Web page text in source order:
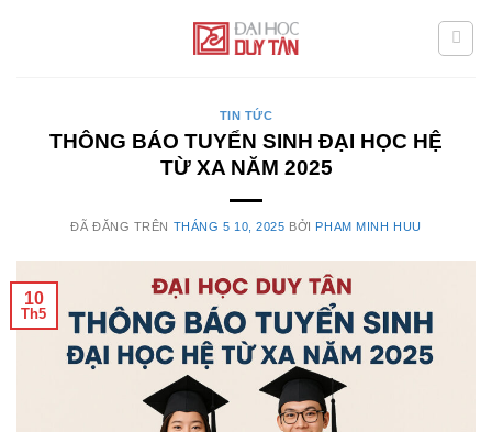
TIN TỨC
THÔNG BÁO TUYỂN SINH ĐẠI HỌC HỆ
TỪ XA NĂM 2025
ĐÃ ĐĂNG TRÊN THÁNG 5 10, 2025 BỞI PHAM MINH HUU
10
Th5